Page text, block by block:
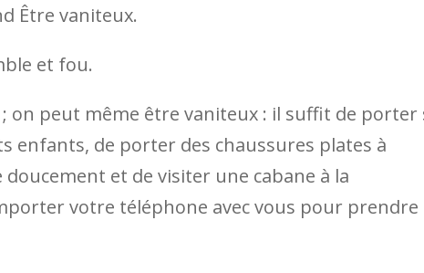
Être vaniteux.
et fou.
on peut même être vaniteux : il suffit de porter
enfants, de porter des chaussures plates à
et de visiter une cabane à la
votre téléphone avec vous pour prendre